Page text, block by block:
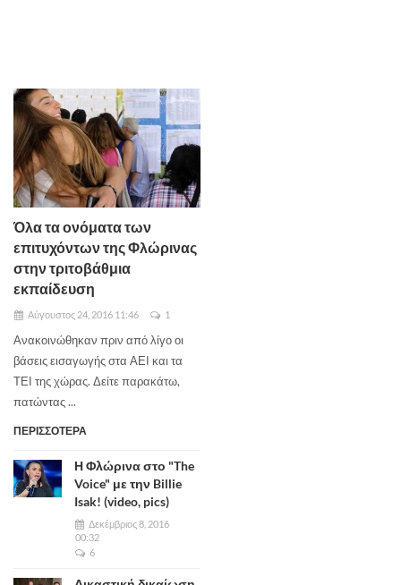
Όλα τα ονόματα των
επιτυχόντων της Φλώρινας
στην τριτοβάθμια
εκπαίδευση
Αύγουστος 24, 2016 11:46 1
Ανακοινώθηκαν πριν από λίγο οι
βάσεις εισαγωγής στα ΑΕΙ και τα
ΤΕΙ της χώρας. Δείτε παρακάτω,
πατώντας ...
ΠΕΡΙΣΣΟΤΕΡΑ
Η Φλώρινα στο "The
Voice" με την Billie
Isak! (video, pics)
Δεκέμβριος 8, 2016
00:32
6